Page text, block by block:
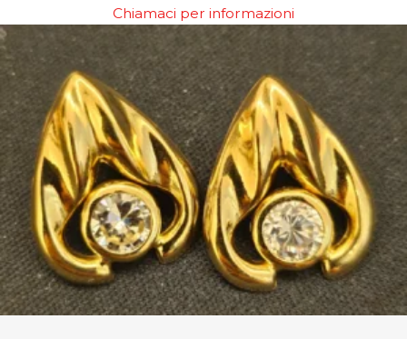
Chiamaci per informazioni